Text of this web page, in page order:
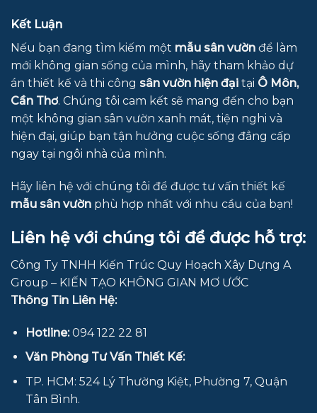
Kết Luận
Nếu bạn đang tìm kiếm một mẫu sân vườn để làm
mới không gian sống của mình, hãy tham khảo dự
án thiết kế và thi công sân vườn hiện đại tại Ô Môn,
Cần Thơ. Chúng tôi cam kết sẽ mang đến cho bạn
một không gian sân vườn xanh mát, tiện nghi và
hiện đại, giúp bạn tận hưởng cuộc sống đẳng cấp
ngay tại ngôi nhà của mình.
Hãy liên hệ với chúng tôi để được tư vấn thiết kế
mẫu sân vườn phù hợp nhất với nhu cầu của bạn!
Liên hệ với chúng tôi để được hỗ trợ:
Công Ty TNHH Kiến Trúc Quy Hoạch Xây Dựng A
Group – KIẾN TẠO KHÔNG GIAN MƠ ƯỚC
Thông Tin Liên Hệ:
Hotline:094 122 22 81
Văn Phòng Tư Vấn Thiết Kế:
TP. HCM: 524 Lý Thường Kiệt, Phường 7, Quận
Tân Bình.